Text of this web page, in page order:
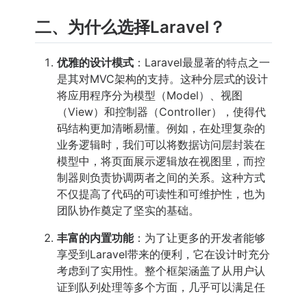
二、为什么选择Laravel？
优雅的设计模式 ：Laravel最显著的特点之一
是其对MVC架构的支持。这种分层式的设计
将应用程序分为模型（Model）、视图
（View）和控制器（Controller），使得代
码结构更加清晰易懂。例如，在处理复杂的
业务逻辑时，我们可以将数据访问层封装在
模型中，将页面展示逻辑放在视图里，而控
制器则负责协调两者之间的关系。这种方式
不仅提高了代码的可读性和可维护性，也为
团队协作奠定了坚实的基础。
丰富的内置功能：为了让更多的开发者能够
享受到Laravel带来的便利，它在设计时充分
考虑到了实用性。整个框架涵盖了从用户认
证到队列处理等多个方面，几乎可以满足任